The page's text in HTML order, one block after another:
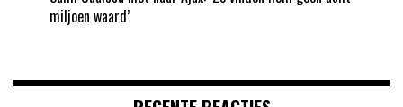
miljoen waard’